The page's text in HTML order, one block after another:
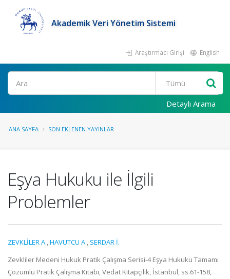
Akademik Veri Yönetim Sistemi
Araştırmacı Girişi English
Ara
Detaylı Arama
ANA SAYFA SON EKLENEN YAYINLAR
Eşya Hukuku ile İlgili
Problemler
ZEVKLİLER A.,HAVUTCU A., SERDAR İ.
Zevkliler Medeni Hukuk Pratik Çalışma Serisi-4 Eşya Hukuku Tamamı
Çözümlü Pratik Çalışma Kitabı, Vedat Kitapçılık, İstanbul, ss.61-158,